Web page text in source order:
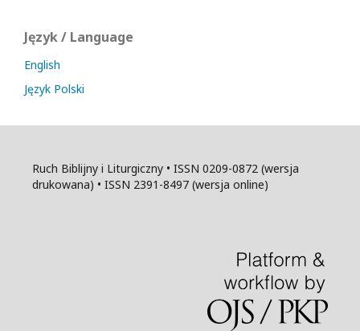
Język / Language
English
Język Polski
Ruch Biblijny i Liturgiczny • ISSN 0209-0872 (wersja
drukowana) • ISSN 2391-8497 (wersja online)